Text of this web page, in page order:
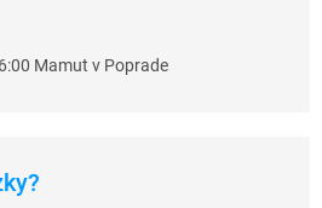
Mamut v Poprade